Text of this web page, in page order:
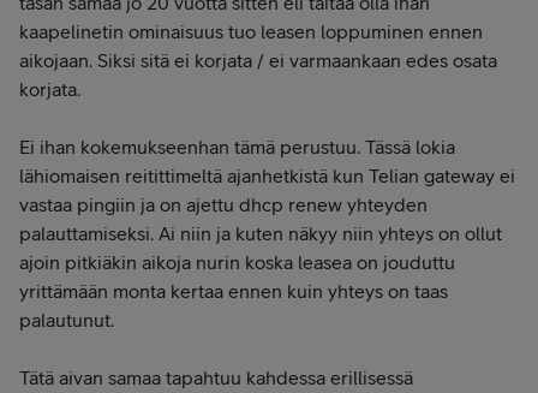
kaapelinetin ominaisuus tuo leasen loppuminen ennen
aikojaan. Siksi sitä ei korjata / ei varmaankaan edes osata
korjata.
Ei ihan kokemukseenhan tämä perustuu. Tässä lokia
lähiomaisen reitittimeltä ajanhetkistä kun Telian gateway ei
vastaa pingiin ja on ajettu dhcp renew yhteyden
palauttamiseksi. Ai niin ja kuten näkyy niin yhteys on ollut
ajoin pitkiäkin aikoja nurin koska leasea on jouduttu
yrittämään monta kertaa ennen kuin yhteys on taas
palautunut.
Tätä aivan samaa tapahtuu kahdessa erillisessä